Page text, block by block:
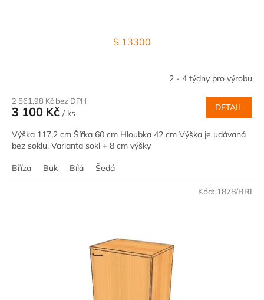
S 13300
2 - 4 týdny pro výrobu
2 561,98 Kč bez DPH
3 100 Kč / ks
DETAIL
Výška 117,2 cm Šířka 60 cm Hloubka 42 cm Výška je udávaná
bez soklu. Varianta sokl + 8 cm výšky
Bříza Buk Bílá Šedá
Kód: 1878/BRI